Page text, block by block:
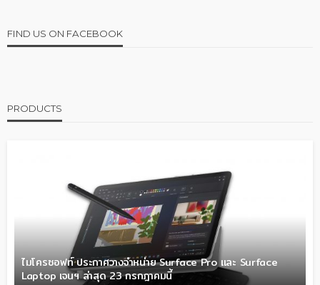
FIND US ON FACEBOOK
PRODUCTS
ไมโครซอฟท์ ประกาศวางจำหน่าย Surface Pro และ Surface
Laptop เจนฯ ล่าสุด 23 กรกฎาคมนี้